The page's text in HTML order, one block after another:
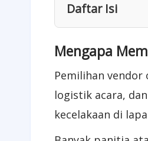
Daftar Isi
Mengapa
Pemilihan
logistik acara,
kecelakaan di